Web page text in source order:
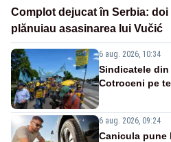
Complot dejucat în Serbia:
plănuiau asasinarea lui Vučić
6 aug. 2026, 10:34
Sindicatele
Cotroceni pe
6 aug. 2026, 09:24
Canicula pune